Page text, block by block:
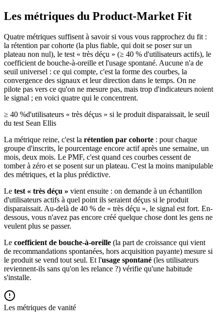
Les métriques du Product-Market Fit
Quatre métriques suffisent à savoir si vous vous rapprochez du fit :
la rétention par cohorte (la plus fiable, qui doit se poser sur un
plateau non nul), le test « très déçu » (≥ 40 % d'utilisateurs actifs), le
coefficient de bouche-à-oreille et l'usage spontané. Aucune n'a de
seuil universel : ce qui compte, c'est la forme des courbes, la
convergence des signaux et leur direction dans le temps. On ne
pilote pas vers ce qu'on ne mesure pas, mais trop d'indicateurs noient
le signal ; en voici quatre qui le concentrent.
≥ 40 %d'utilisateurs « très déçus » si le produit disparaissait, le seuil
du test Sean Ellis
La métrique reine, c'est la rétention par cohorte : pour chaque
groupe d'inscrits, le pourcentage encore actif après une semaine, un
mois, deux mois. Le PMF, c'est quand ces courbes cessent de
tomber à zéro et se posent sur un plateau. C'est la moins manipulable
des métriques, et la plus prédictive.
Le test « très déçu » vient ensuite : on demande à un échantillon
d'utilisateurs actifs à quel point ils seraient déçus si le produit
disparaissait. Au-delà de 40 % de « très déçu », le signal est fort. En-
dessous, vous n'avez pas encore créé quelque chose dont les gens ne
veulent plus se passer.
Le coefficient de bouche-à-oreille (la part de croissance qui vient
de recommandations spontanées, hors acquisition payante) mesure si
le produit se vend tout seul. Et l'usage spontané (les utilisateurs
reviennent-ils sans qu'on les relance ?) vérifie qu'une habitude
s'installe.
Les métriques de vanité